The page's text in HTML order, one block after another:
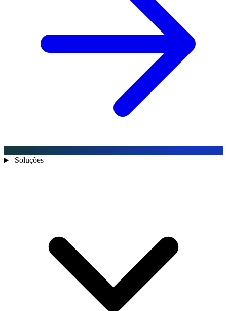
Soluções